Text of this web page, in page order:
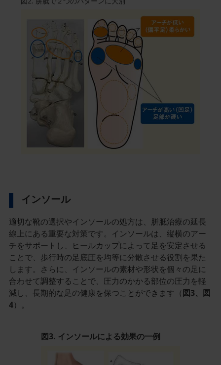
インソール
適切な靴の選択やインソールの処方は、胼胝治療の延長
線上にある重要な対策です。インソールは、縦横のアー
チをサポートし、ヒールカップによって足を安定させる
ことで、歩行時の足底圧を均等に分散させる役割を果た
します。さらに、インソールの素材や形状を個々の足に
合わせて調整することで、圧力のかかる部位の圧力を軽
減し、長期的な足の健康を保つことができます（図3、図
4）。
図3. インソールによる効果の一例